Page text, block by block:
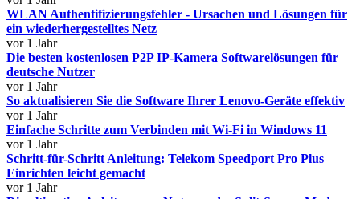
WLAN Authentifizierungsfehler - Ursachen und Lösungen für
ein wiederhergestelltes Netz
vor 1 Jahr
Die besten kostenlosen P2P IP-Kamera Softwarelösungen für
deutsche Nutzer
vor 1 Jahr
So aktualisieren Sie die Software Ihrer Lenovo-Geräte effektiv
vor 1 Jahr
Einfache Schritte zum Verbinden mit Wi-Fi in Windows 11
vor 1 Jahr
Schritt-für-Schritt Anleitung: Telekom Speedport Pro Plus
Einrichten leicht gemacht
vor 1 Jahr